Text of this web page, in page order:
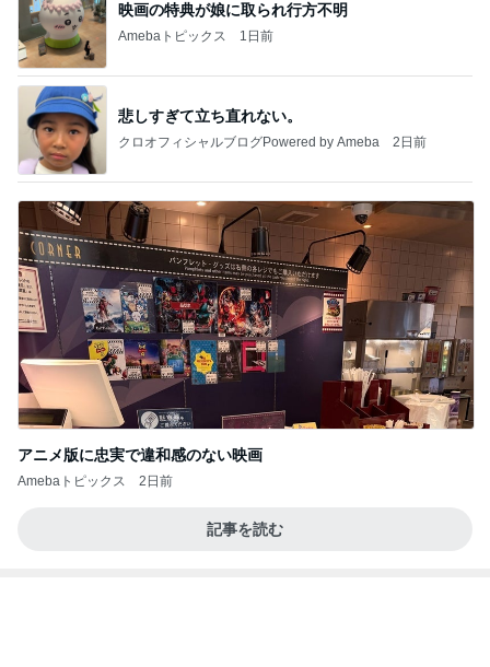
映画の特典が娘に取られ行方不明
Amebaトピックス 1日前
悲しすぎて立ち直れない。
クロオフィシャルブログPowered by Ameba 2日前
アニメ版に忠実で違和感のない映画
Amebaトピックス 2日前
記事を読む